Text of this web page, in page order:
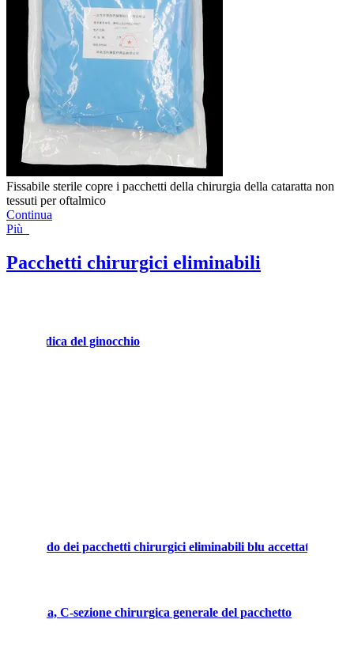
Fissabile sterile copre i pacchetti della chirurgia della cataratta non
tessuti per oftalmico
Continua
Più
Pacchetti chirurgici eliminabili
medica del ginocchio
corredo dei pacchetti chirurgici eliminabili blu accettato
C-sezione chirurgica generale del pacchetto